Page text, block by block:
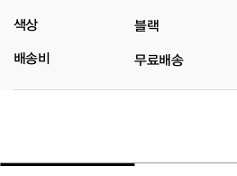
색상 블랙
배송비 무료배송